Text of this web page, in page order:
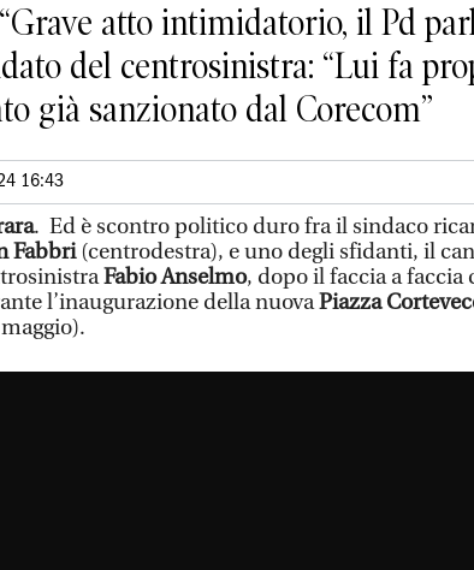
atto intimidatorio, il Pd
del centrosinistra: “Lui fa
già sanzionato dal Corecom”
16:43
. Ed è scontro politico duro fra il sindaco
Fabbri(centrodestra), e uno degli sfidanti, il
Fabio Anselmo, dopo il faccia a faccia
l’inaugurazione della nuovaPiazza